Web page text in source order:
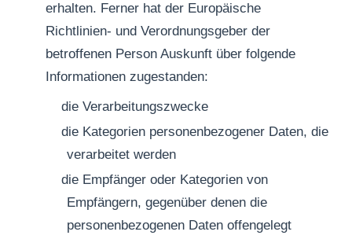
erhalten. Ferner hat der Europäische
Richtlinien- und Verordnungsgeber der
betroffenen Person Auskunft über folgende
Informationen zugestanden:
die Verarbeitungszwecke
die Kategorien personenbezogener Daten, die
verarbeitet werden
die Empfänger oder Kategorien von
Empfängern, gegenüber denen die
personenbezogenen Daten offengelegt